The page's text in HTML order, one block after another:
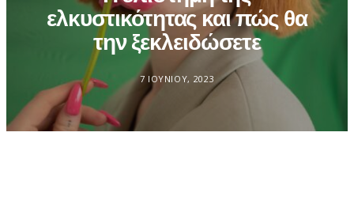
ελκυστικότητας και πώς θα
την ξεκλειδώσετε
7 ΙΟΥΝΊΟΥ, 2023